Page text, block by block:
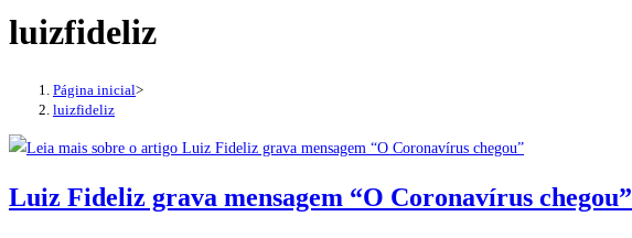
luizfideliz
Página inicial>
luizfideliz
Luiz Fideliz grava mensagem “O Coronavírus chegou”